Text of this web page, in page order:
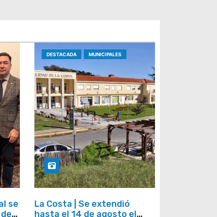
se
DESTACADA MUNICIPALES
La Costa | Se extendió
hasta el 14 de agosto el